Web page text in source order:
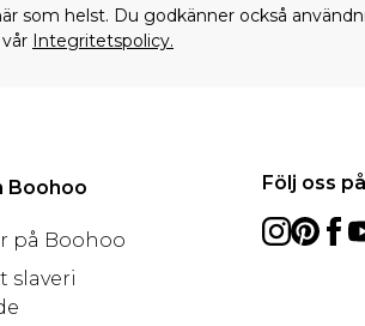
som helst. Du godkänner också
Integritetspolicy.
Boohoo
på Boohoo
slaveri
Följ oss